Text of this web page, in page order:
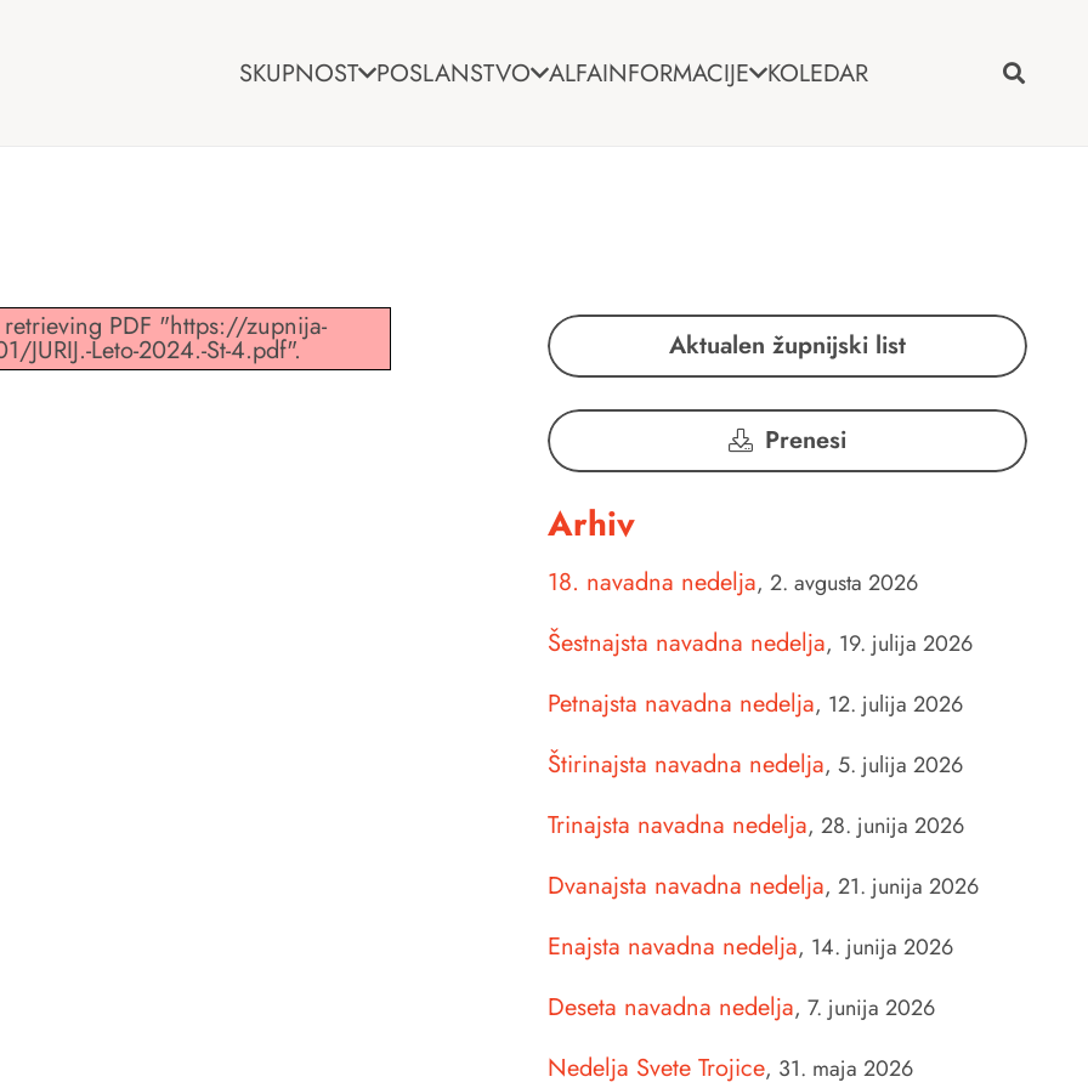
SKUPNOST POSLANSTVO ALFAINFORMACIJE KOLEDAR
PDF "https://zupnija-
Leto-2024.-St-4.pdf". Aktualen župnijski list
Prenesi
Arhiv
18. navadna nedelja,2. avgusta 2026
Šestnajsta navadna nedelja, 19. julija 2026
Petnajsta navadna nedelja, 12. julija 2026
Štirinajsta navadna nedelja,5. julija 2026
Trinajsta navadna nedelja,28. junija 2026
Dvanajsta navadna nedelja,21. junija 2026
Enajsta navadna nedelja, 14. junija 2026
Deseta navadna nedelja,7. junija 2026
Nedelja Svete Trojice, 31. maja 2026